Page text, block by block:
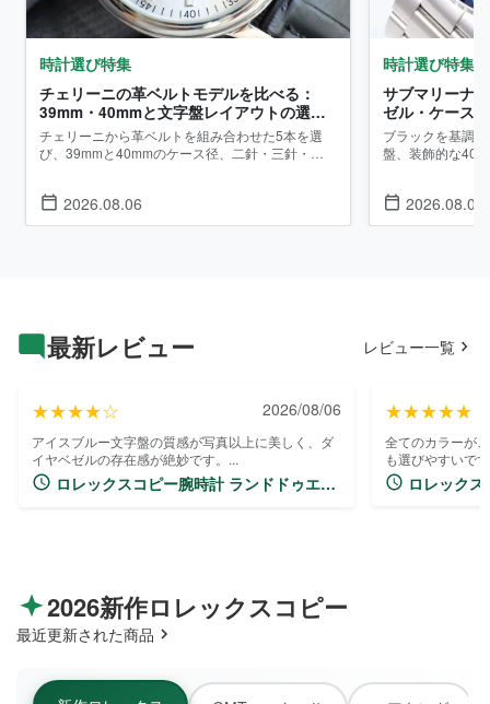
時計選び特集
チェリーニの革ベルトモデルを比べる：
39mm・40mmと文字盤レイアウトの選び
方
チェリーニから革ベルトを組み合わせた5本を選
び、39mmと40mmのケース径、二針・三針・デ
2026.08.06
時計選び特集
サブマリーナ
ゼル・ケース
ブラックを基調
盤、装飾的な
2026.08.05
最新レビュー レビュー一覧
★★★★☆ 2026/08/06
アイスブルー文字盤の質感が写真以上に美しく、ダ
イヤベゼルの存在感が絶妙です。...
ロレックスコピー腕時計 ランドドゥエラ
★★★★★
全てのカラーが
も選びやすいで
ロレック
2026新作ロレックスコピー
最近更新された商品